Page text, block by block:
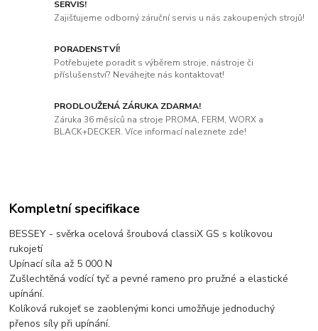
SERVIS!
Zajišťujeme odborný záruční servis u nás zakoupených strojů!
PORADENSTVÍ!
Potřebujete poradit s výběrem stroje, nástroje či
příslušenství? Neváhejte nás kontaktovat!
PRODLOUŽENÁ ZÁRUKA ZDARMA!
Záruka 36 měsíců na stroje PROMA, FERM, WORX a
BLACK+DECKER. Více informací naleznete zde!
Kompletní specifikace
BESSEY - svěrka ocelová šroubová classiX GS s kolíkovou
rukojetí
Upínací síla až 5 000 N
Zušlechtěná vodící tyč a pevné rameno pro pružné a elastické
upínání.
Kolíková rukojeť se zaoblenými konci umožňuje jednoduchý
přenos síly při upínání.